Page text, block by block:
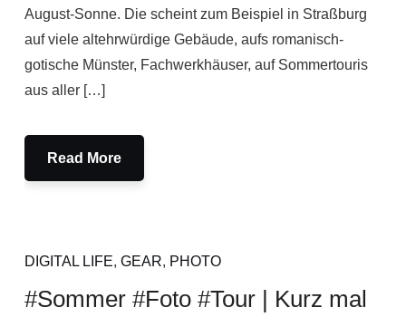
August-Sonne. Die scheint zum Beispiel in Straßburg
auf viele altehrwürdige Gebäude, aufs romanisch-
gotische Münster, Fachwerkhäuser, auf Sommertouris
aus aller […]
Read More
DIGITAL LIFE, GEAR, PHOTO
#Sommer #Foto #Tour | Kurz mal